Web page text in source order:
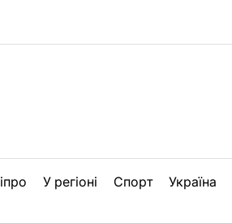
У регіоні Спорт Україна